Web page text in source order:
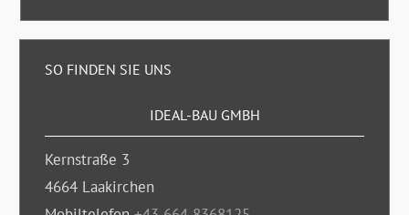
um
die
Media-
Bitte
beachten
Sie,
dass
über
um
Page
dass
diese
SO FINDEN SIE UNS
IDEAL-BAU GMBH
Kernstraße 3
4664 Laakirchen